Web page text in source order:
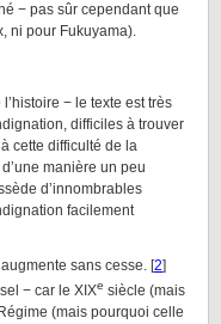
− pas sûr cependant que
ni pour Fukuyama).
− le texte est très
difficiles à trouver
cette difficulté de la
manière un peu
d’innombrables
facilement
sans cesse. [2]
− car le XIXe siècle (mais
(mais pourquoi celle